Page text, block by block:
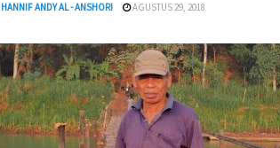
HANNIF ANDY AL - ANSHORI AGUSTUS 29, 2018